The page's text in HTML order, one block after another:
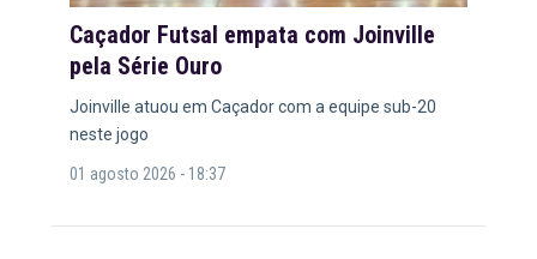
Caçador Futsal empata com Joinville
pela Série Ouro
Joinville atuou em Caçador com a equipe sub-20
neste jogo
01 agosto 2026 - 18:37